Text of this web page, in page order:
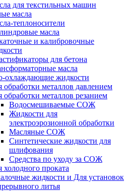
для текстильных машин
масла
теплоносители
масла
и калибровочные
для бетона
масла
охлаждающие жидкости
обработки металлов давлением
обработки металлов резанием
Водосмешиваемые СОЖ
Жидкости для
электроэрозионной обработки
Масляные СОЖ
Синтетические жидкости для
шлифования
Средства по уходу за СОЖ
холодного проката
жидкости и Для установок
литья